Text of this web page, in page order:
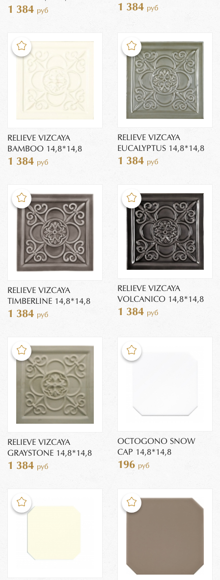
1 384 руб 1 384 руб
RELIEVE VIZCAYA
BAMBOO 14,8*14,8
1 384 руб
RELIEVE VIZCAYA
EUCALYPTUS 14,8*14,8
1 384 руб
RELIEVE VIZCAYA
TIMBERLINE 14,8*14,8
1 384 руб
RELIEVE VIZCAYA
VOLCANICO 14,8*14,8
1 384 руб
RELIEVE VIZCAYA
GRAYSTONE 14,8*14,8
1 384 руб
OCTOGONO SNOW
CAP 14,8*14,8
196 руб